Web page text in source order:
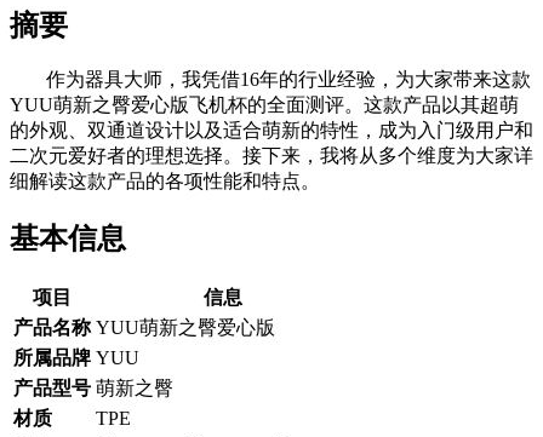
摘要
作为器具大师，我凭借16年的行业经验，为大家带来这款
YUU萌新之臀爱心版飞机杯的全面测评。这款产品以其超萌
的外观、双通道设计以及适合萌新的特性，成为入门级用户和
二次元爱好者的理想选择。接下来，我将从多个维度为大家详
细解读这款产品的各项性能和特点。
基本信息
项目
信息
产品名称 YUU萌新之臀爱心版
所属品牌 YUU
产品型号 萌新之臀
材质
TPE